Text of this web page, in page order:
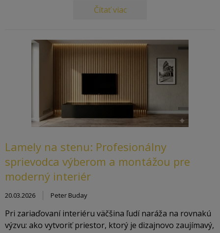
Čítať viac
Lamely na stenu: Profesionálny
sprievodca výberom a montážou pre
moderný interiér
20.03.2026 Peter Buday
Pri zariaďovaní interiéru väčšina ľudí naráža na rovnakú
výzvu: ako vytvoriť priestor, ktorý je dizajnovo zaujímavý,